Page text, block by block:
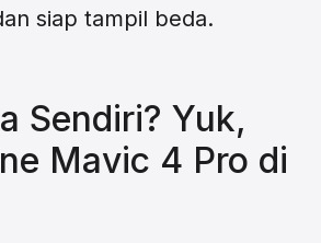
siap tampil beda.
Sendiri? Yuk,
Mavic 4 Pro di